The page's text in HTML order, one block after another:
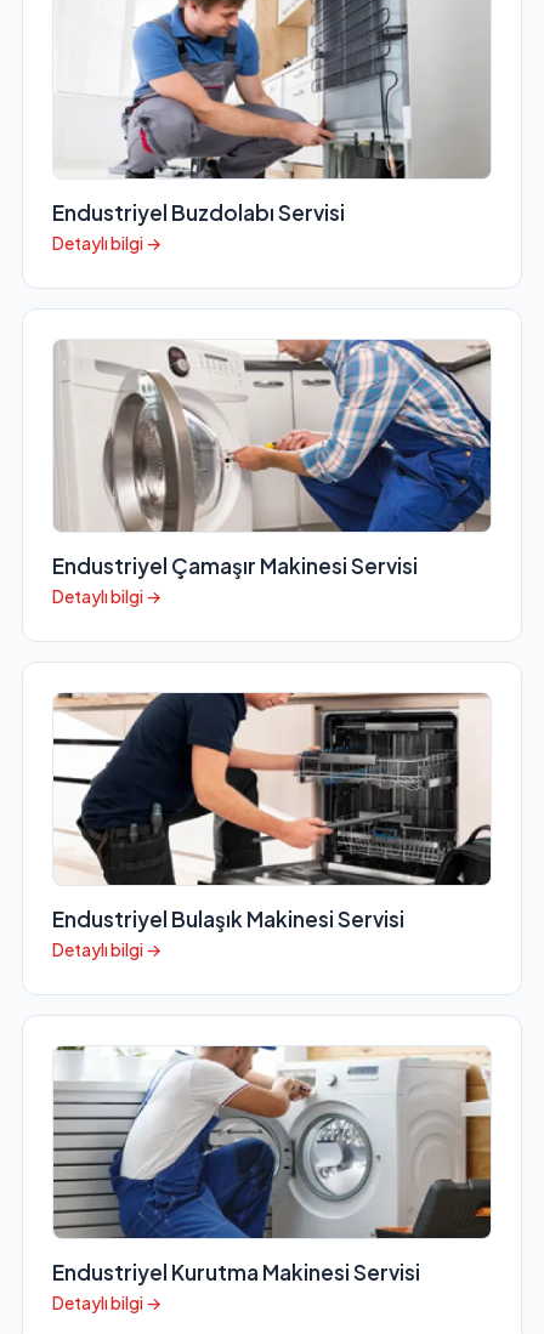
Endustriyel Buzdolabı Servisi
Detaylı bilgi →
Endustriyel Çamaşır Makinesi Servisi
Detaylı bilgi →
Endustriyel Bulaşık Makinesi Servisi
Detaylı bilgi →
Endustriyel Kurutma Makinesi Servisi
Detaylı bilgi →